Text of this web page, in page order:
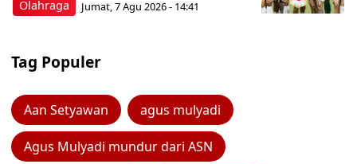
Olahraga Jumat, 7 Agu 2026 - 14:41
Tag Populer
Aan Setyawan agus mulyadi
Agus Mulyadi mundur dari ASN